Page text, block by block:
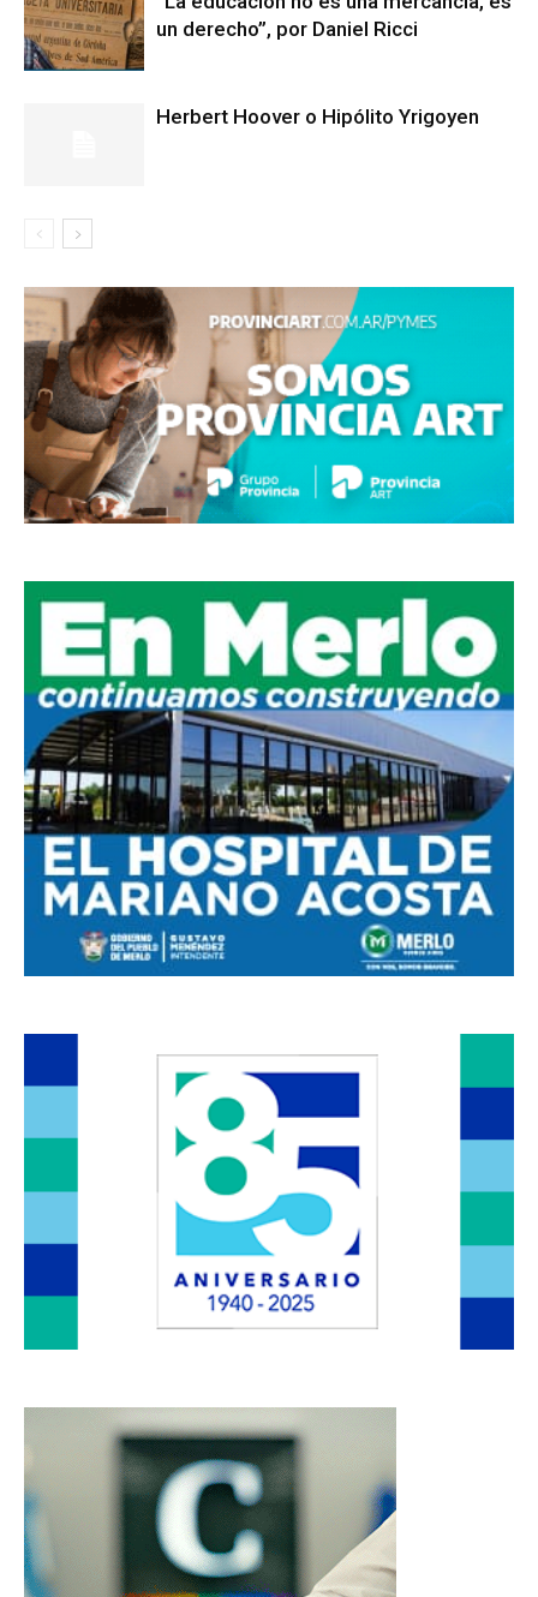
un derecho”, por Daniel Ricci
Herbert Hoover o Hipólito Yrigoyen